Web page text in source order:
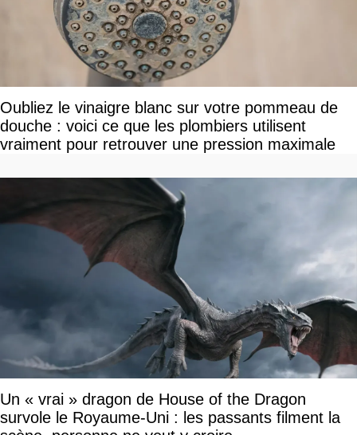
Oubliez le vinaigre blanc sur votre pommeau de
douche : voici ce que les plombiers utilisent
vraiment pour retrouver une pression maximale
Un « vrai » dragon de House of the Dragon
survole le Royaume-Uni : les passants filment la